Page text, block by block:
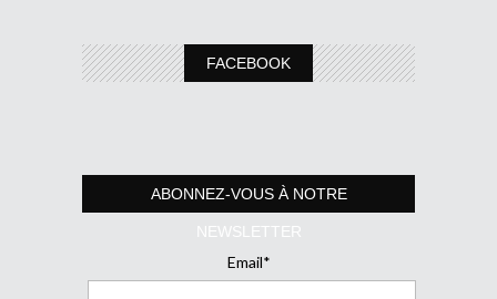
FACEBOOK
ABONNEZ-VOUS À NOTRE
NEWSLETTER
Email*